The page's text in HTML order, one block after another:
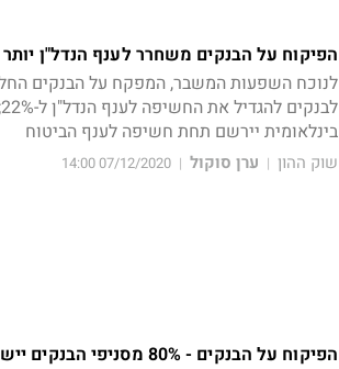
הפיקוח על הבנקים משחרר לענף הנדל"ן יותר מ-18
לנוכח השפעות המשבר, המפקח על הבנקים
בינלאומית יירשם תחת חשיפה לענף הביטוח
שוק ההון | ערן סוקול |
07/12/2020 14:00
הפיקוח על הבנקים - 80% מסניפי הבנקים יישארו פתוחים בתקופת הסגר